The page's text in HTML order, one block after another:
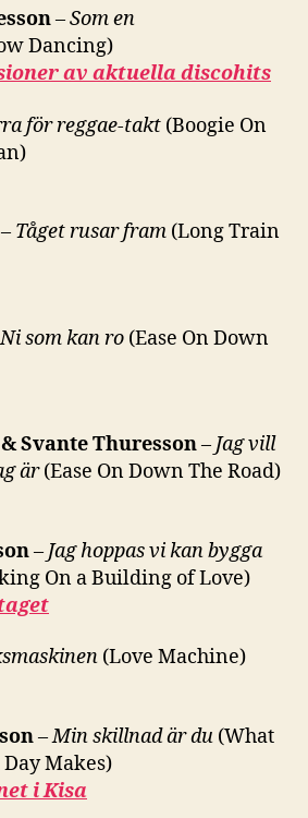
–Som en
Dancing)
av aktuella discohits
för reggae-takt (Boogie On
– Tåget rusar fram (Long Train
Ni som kan ro (Ease On Down
Svante Thuresson– Jag vill
är(Ease On Down The Road)
– Jag hoppas vi kan bygga
On a Building of Love)
(Love Machine)
–Min skillnad är du (What
Makes)
i Kisa